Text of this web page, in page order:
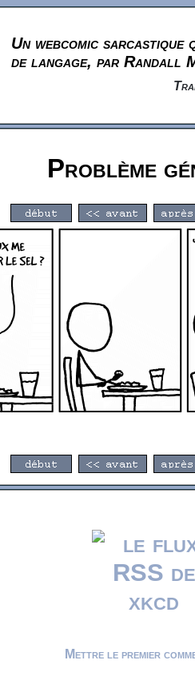
Un webcomic sarcastique
de langage, par Randall
Problème
Mettre le premier